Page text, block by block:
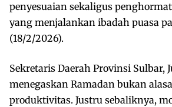
penyesuaian sekaligus
yang menjalankan ibadah puasa
(18/2/2026).
Sekretaris Daerah Provinsi Sulbar,
menegaskan Ramadan bukan
produktivitas. Justru sebaliknya,